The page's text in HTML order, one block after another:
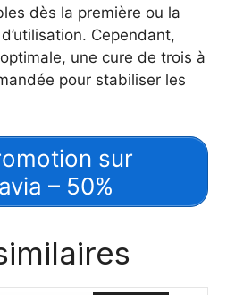
dès la première ou la
Cependant,
une cure de trois à
pour stabiliser les
sur
– 50%